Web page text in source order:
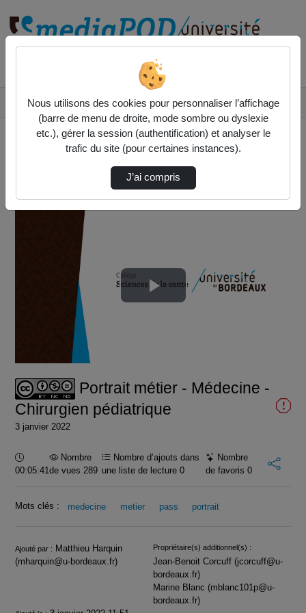
Portrait Métier - Médecine - Chirurgien Pédi…
Col. Sciences de la santé
Lire
Portrait métier - Médecine -
Chirurgien pédiatrique
3 janvier 2022
Durée :
00:05:41
Nombre
de vues 289
Nombre d’ajouts dans
une liste de lecture0
Nombre
de favoris 0
Mots clés : medecine metier pass portrait
Infos
Ajouté par : Matthieu Harquin
(mharquin@u-bordeaux.fr)
Propriétaire(s) additionnel(s) :
Jean-Benoit Corcuff (jcorcuff@u-
bordeaux.fr)
Marine Blanc (mblanc101p@u-
bordeaux.fr)
Nous utilisons des cookies pour personnaliser l’affichage
(barre de menu de droite, mode sombre ou dyslexie
etc.), gérer la session (authentification) et analyser le
trafic du site (pour certaines instances).
J’ai compris